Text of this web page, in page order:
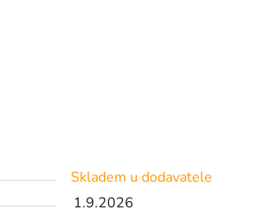
Skladem u dodavatele
1.9.2026